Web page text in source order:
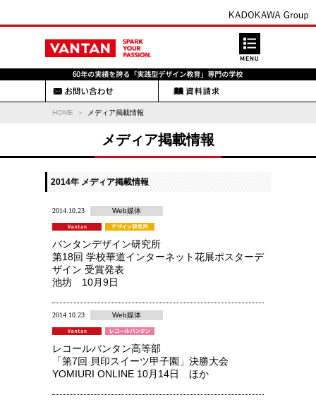
HOME メディア掲載情報
メディア掲載情報
2014年 メディア掲載情報
2014.10.23 Web媒体
バンタンデザイン研究所
第18回 学校華道インターネット花展ポスターデ
ザイン 受賞発表
池坊 10月9日
2014.10.23 Web媒体
レコールバンタン高等部
「第7回 貝印スイーツ甲子園」決勝大会
YOMIURI ONLINE 10月14日 ほか